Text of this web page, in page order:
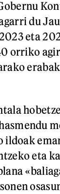
du
eta
orriko
eta